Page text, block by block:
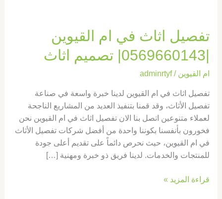
تفصيل اثاث في ام القيوين
|0569660143| تصميم اثاث
ام القيوين /
adminrtyf
تفصيل اثاث في ام القيوين لدينا خبرة واسعة في صناعة
تفصيل الأثاث، وقد قمنا بتنفيذ العديد من المشاريع الناجحة
لعملاء متنوعين اتصل بنا الان تفصيل اثاث في ام القيوين نحن
فخورون بأنفسنا بكوننا واحدة من أفضل شركات تفصيل الأثاث
في ام القيوين، حيث نحرص دائماً على تقديم أعلى جودة
للمنتجات والخدمات. لدينا فريق ذو خبرة ومهنية […]
قراءة المزيد »